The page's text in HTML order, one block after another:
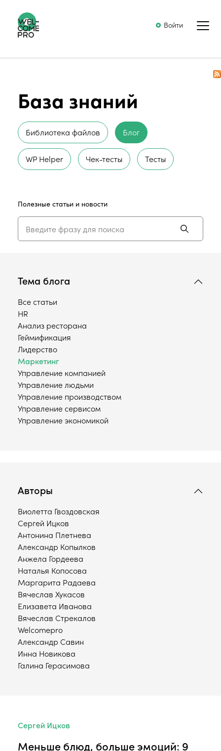
Войти
База знаний
Библиотека файлов Блог
WP Helper Чек-тесты Тесты
Полезные статьи и новости
Тема блога
Все статьи
HR
Анализ ресторана
Геймификация
Лидерство
Маркетинг
Управление компанией
Управление людьми
Управление производством
Управление сервисом
Управление экономикой
Авторы
Виолетта Гвоздовская
Сергей Ицков
Антонина Плетнева
Александр Копылков
Анжела Гордеева
Наталья Копосова
Маргарита Радаева
Вячеслав Хукасов
Елизавета Иванова
Вячеслав Стрекалов
Welcomepro
Александр Савин
Инна Новикова
Галина Герасимова
Сергей Ицков
Меньше блюд, больше эмоций: 9